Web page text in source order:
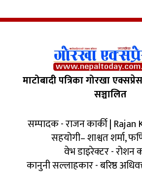
माटोबादी पत्रिका गोरखा
सञ्चालित
सम्पादक - राजन कार्की |
सहयोगी– शाश्वत शर्मा,
वेभ डाइरेक्टर - रोशन
कानुनी सल्लाहकार - बरिष्ठ